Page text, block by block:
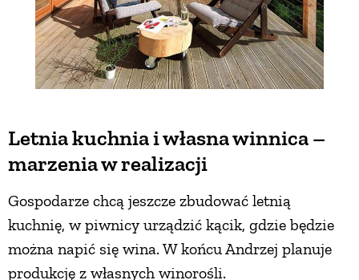
Letnia kuchnia i własna winnica –
marzenia w realizacji
Gospodarze chcą jeszcze zbudować letnią
kuchnię, w piwnicy urządzić kącik, gdzie będzie
można napić się wina. W końcu Andrzej planuje
produkcję z własnych winorośli.